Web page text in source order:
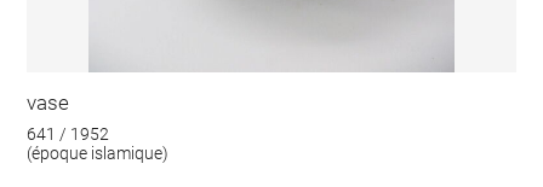
vase
641 / 1952
(époque islamique)